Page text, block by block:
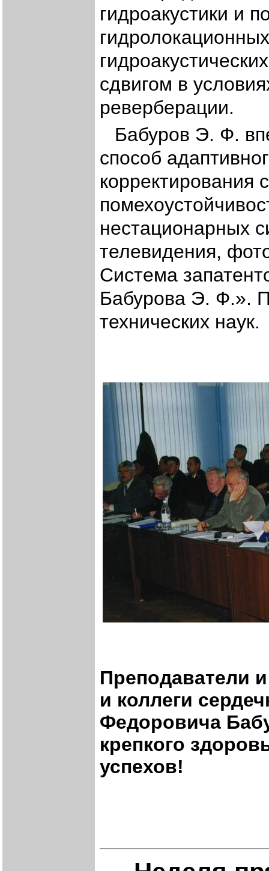
гидроакустики и
сдвигом в
реверберации.
Бабуров Э. Ф.
способ
корректирования
нестационарных
телевидения,
Система
Бабурова Э. Ф.».
технических наук.
Преподаватели
и коллеги
Федоровича
крепкого
успехов!